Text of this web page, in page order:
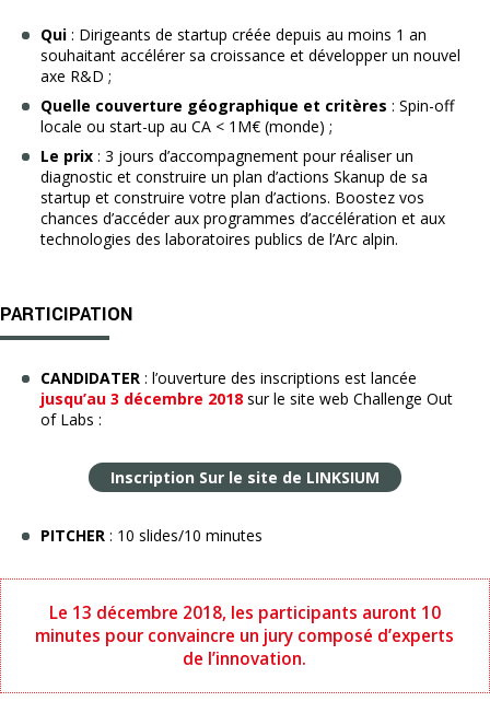
Qui : Dirigeants de startup créée depuis au moins 1 an
souhaitant accélérer sa croissance et développer un nouvel
axe R&D ;
Quelle couverture géographique et critères : Spin-off
locale ou start-up au CA < 1M€ (monde) ;
Le prix : 3 jours d’accompagnement pour réaliser un
diagnostic et construire un plan d’actions Skanup de sa
startup et construire votre plan d’actions. Boostez vos
chances d’accéder aux programmes d’accélération et aux
technologies des laboratoires publics de l’Arc alpin.
PARTICIPATION
CANDIDATER : l’ouverture des inscriptions est lancée
jusqu’au 3 décembre 2018 sur le site web Challenge Out
of Labs :
Inscription Sur le site de LINKSIUM
PITCHER : 10 slides/10 minutes
Le 13 décembre 2018, les participants auront 10
minutes pour convaincre un jury composé d’experts
de l’innovation.